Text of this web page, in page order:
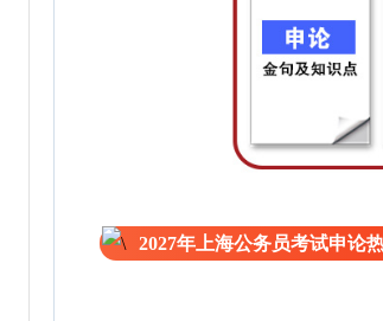
2027年上海公务员考试申论